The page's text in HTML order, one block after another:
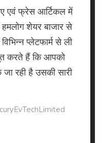
एवं फ्रेस आर्टिकल में
शेयर बाजार से
प्लेटफार्म से ली
करते हैं कि आपको
जा रही है उसकी सारी